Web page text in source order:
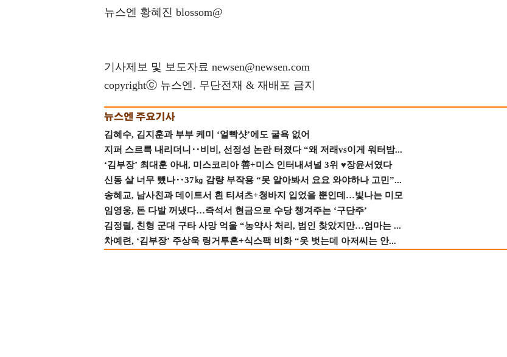
뉴스엔 황혜진 blossom@
기사제보 및 보도자료 newsen@newsen.com
copyrightⓒ 뉴스엔. 무단전재 & 재배포 금지
김혜수, 김지훈과 부부 케미 ‘얼빡샷’에도 굴욕 없어
지퍼 스르륵 내리더니‥비비, 선정성 논란 터졌다 “왜 저래vs이게 워터밤...
‘김부장’ 최대훈 아내, 미스코리아 善+미스 인터내셔널 3위 ♥장윤서였다
신동 살 너무 뺐나‥37㎏ 감량 부작용 “못 알아봐서 요요 와야하나 고민”...
송혜교, 남사친과 데이트서 흰 티셔츠+청바지 입었을 뿐인데…빛나는 미모
임영웅, 돈 다발 꺼냈다…즉석서 현금으로 수당 챙겨주는 ‘구단주’
김정렬, 친형 군대 구타 사망 억울 “농약사 처리, 범인 찾았지만…엄마는 ...
차예련, ‘김부장’ 주상욱 링거투혼+식스팩 비화 “옷 벗는데 아저씨는 안...